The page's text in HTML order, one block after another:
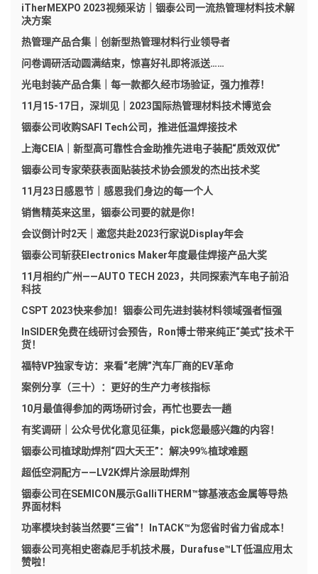
iTherMEXPO 2023视频采访｜铟泰公司一流热管理材料技术解
决方案
热管理产品合集｜创新型热管理材料行业领导者
问卷调研活动圆满结束，惊喜好礼即将派送……
光电封装产品合集｜每一款都久经市场验证，强力推荐！
11月15-17日，深圳见｜2023国际热管理材料技术博览会
铟泰公司收购SAFI Tech公司，推进低温焊接技术
上海CEIA｜新型高可靠性合金助推先进电子装配“质效双优”
铟泰公司专家荣获表面贴装技术协会颁发的杰出技术奖
11月23日感恩节｜感恩我们身边的每一个人
销售精英来这里，铟泰公司要的就是你！
会议倒计时2天｜邀您共赴2023行家说Display年会
铟泰公司斩获Electronics Maker年度最佳焊接产品大奖
11月相约广州——AUTO TECH 2023，共同探索汽车电子前沿
科技
CSPT 2023快来参加！铟泰公司先进封装材料领域强者恒强
InSIDER免费在线研讨会预告，Ron博士带来纯正“美式”技术干
货！
福特VP独家专访：来看“老牌”汽车厂商的EV革命
案例分享（三十）：更好的生产力考核指标
10月最值得参加的两场研讨会，再忙也要去一趟
有奖调研｜公众号优化意见征集，pick您最感兴趣的内容！
铟泰公司植球助焊剂“四大天王”：解决99%植球难题
超低空洞配方——LV2K焊片涂层助焊剂
铟泰公司在SEMICON展示GalliTHERM™镓基液态金属等导热
界面材料
功率模块封装当然要“三省”！InTACK™为您省时省力省成本！
铟泰公司亮相史密森尼手机技术展，Durafuse™LT低温应用太
赞啦！